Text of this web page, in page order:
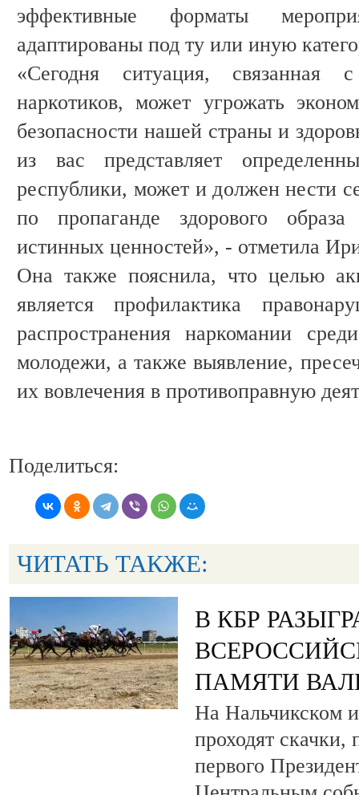
эффективные форматы
адаптированы под ту или иную
«Сегодня ситуация, связанная
наркотиков, может угрожать
безопасности нашей страны и
из вас представляет
республики, может и должен нести
по пропаганде здорового
истинных ценностей», - отметила
Она также пояснила, что целью
является профилактика
распространения наркомании
молодежи, а также выявление,
их вовлечения в противоправную
Поделиться:
ЧИТАТЬ ТАКЖЕ:
В КБР
ПАМЯТИ
На Нальчикском
проходят
первого